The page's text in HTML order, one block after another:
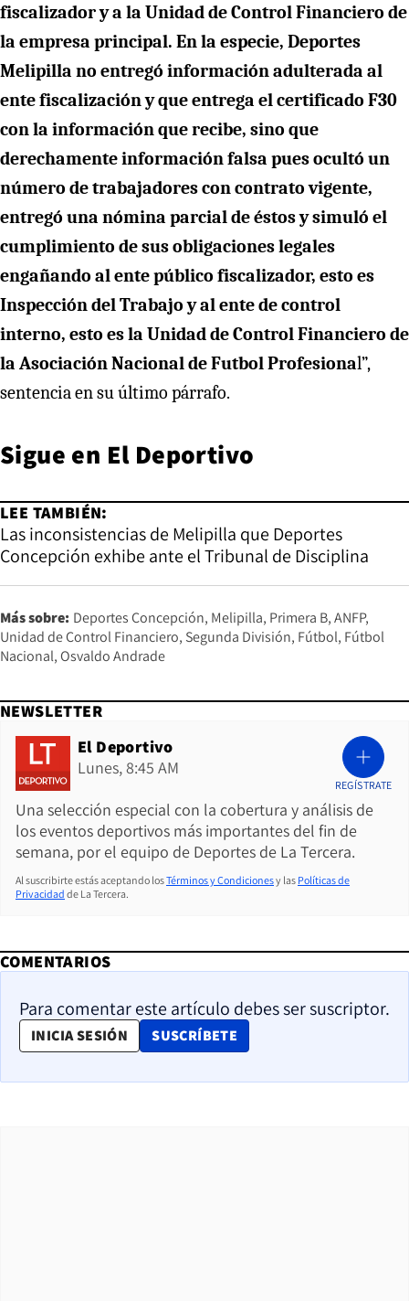
fiscalizador y a la Unidad de Control Financiero de
la empresa principal. En la especie, Deportes
Melipilla no entregó información adulterada al
ente fiscalización y que entrega el certificado F30
con la información que recibe, sino que
derechamente información falsa pues ocultó un
número de trabajadores con contrato vigente,
entregó una nómina parcial de éstos y simuló el
cumplimiento de sus obligaciones legales
engañando al ente público fiscalizador, esto es
Inspección del Trabajo y al ente de control
interno, esto es la Unidad de Control Financiero de
la Asociación Nacional de Futbol Profesional”,
sentencia en su último párrafo.
Sigue en El Deportivo
LEE TAMBIÉN:
Las inconsistencias de Melipilla que Deportes
Concepción exhibe ante el Tribunal de Disciplina
Más sobre: Deportes Concepción Melipilla Primera B ANFP
Unidad de Control Financiero Segunda División Fútbol Fútbol
Nacional Osvaldo Andrade
NEWSLETTER
El Deportivo
Lunes, 8:45 AM
Una selección especial con la cobertura y análisis de
los eventos deportivos más importantes del fin de
semana, por el equipo de Deportes de La Tercera.
REGÍSTRATE
Al suscribirte estás aceptando losTérminos y Condicionesy las Políticas de
Privacidad de La Tercera.
COMENTARIOS
Para comentar este artículo debes ser suscriptor.
INICIA SESIÓN SUSCRÍBETE
OPENS IN NEW WINDOW